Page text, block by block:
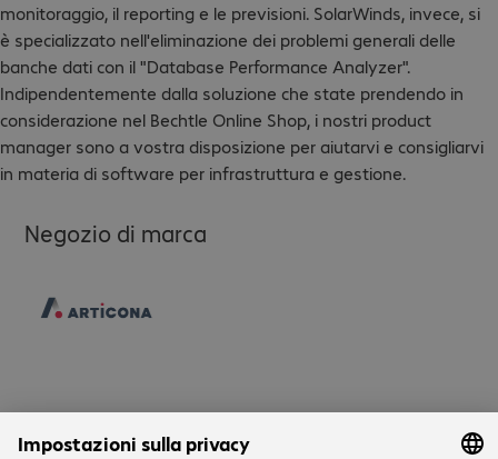
monitoraggio, il reporting e le previsioni. SolarWinds, invece, si
è specializzato nell'eliminazione dei problemi generali delle
banche dati con il "Database Performance Analyzer".
Indipendentemente dalla soluzione che state prendendo in
considerazione nel Bechtle Online Shop, i nostri product
manager sono a vostra disposizione per aiutarvi e consigliarvi
in materia di software per infrastruttura e gestione.
Negozio di marca